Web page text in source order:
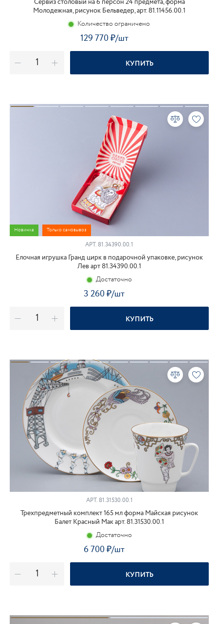
Сервиз столовый на 6 персон 24 предмета, форма
Молодежная, рисунок Бельведер, арт. 81.11456.00.1
Количество ограничено
129 770₽/шт
КУПИТЬ
Новинка Только самовывоз
АРТ. 81.34390.00.1
Елочная игрушка Гранд цирк в подарочной упаковке, рисунок
Лев арт 81.34390.00.1
Достаточно
3 260₽/шт
КУПИТЬ
АРТ. 81.31530.00.1
Трехпредметный комплект 165 мл форма Майская рисунок
Балет Красный Мак арт. 81.31530.00.1
Достаточно
6 700₽/шт
КУПИТЬ